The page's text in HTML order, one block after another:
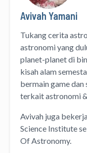
Avivah Yamani
Tukang cerita
astronomiyang
planet-planet di
kisah alam
bermain game dan
terkait astronomi &
Avivah juga
Science Institute
Of Astronomy.